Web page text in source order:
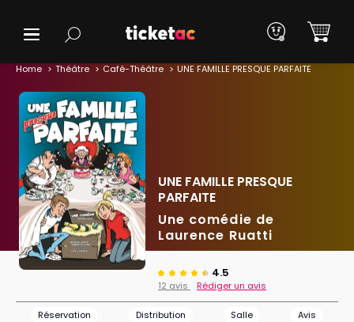
Home Théâtre Café-Théâtre UNE FAMILLE PRESQUE PARFAITE
UNE FAMILLE PRESQUE
PARFAITE
Une comédie de
Laurence Ruatti
4.5
12 avis Rédiger un avis
Réservation Distribution Salle Avis